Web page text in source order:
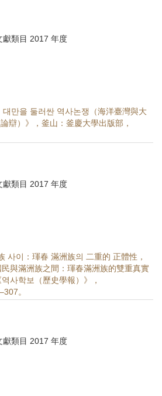
獻類目 2017 年度
대만을 둘러싼 역사논쟁（海洋臺灣與大
辯）》，釜山：釜慶大學出版部，
獻類目 2017 年度
사이：琿春 滿洲族의 二重的 正體性，
與滿洲族之間：琿春滿洲族的雙重真實
사학보（歷史學報）》，
。
獻類目 2017 年度